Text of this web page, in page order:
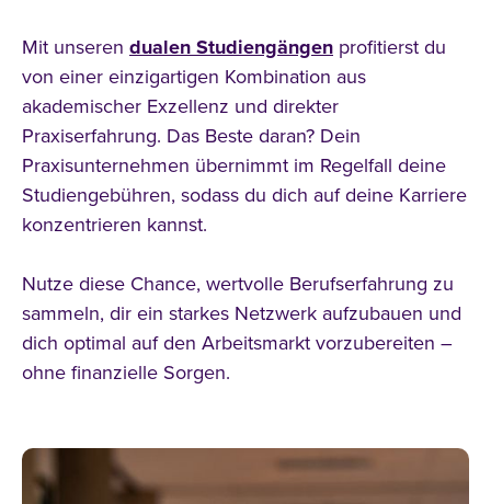
Mit unseren dualen Studiengängen profitierst du
von einer einzigartigen Kombination aus
akademischer Exzellenz und direkter
Praxiserfahrung. Das Beste daran? Dein
Praxisunternehmen übernimmt im Regelfall deine
Studiengebühren, sodass du dich auf deine Karriere
konzentrieren kannst.
Nutze diese Chance, wertvolle Berufserfahrung zu
sammeln, dir ein starkes Netzwerk aufzubauen und
dich optimal auf den Arbeitsmarkt vorzubereiten –
ohne finanzielle Sorgen.